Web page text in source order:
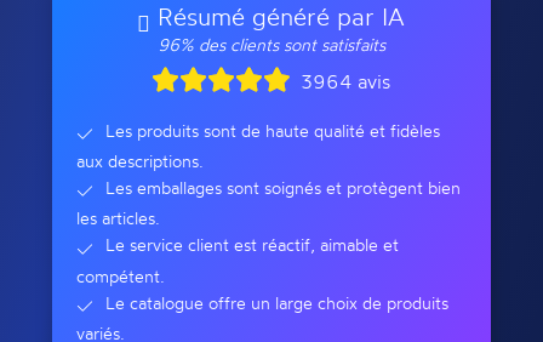
Résumé généré par IA
96% des clients sont satisfaits
3964 avis
Les produits sont de haute qualité et fidèles
aux descriptions.
Les emballages sont soignés et protègent bien
les articles.
Le service client est réactif, aimable et
compétent.
Le catalogue offre un large choix de produits
variés.